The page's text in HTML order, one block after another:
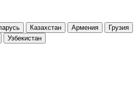
Казахстан Армения
Грузия
Узбекистан